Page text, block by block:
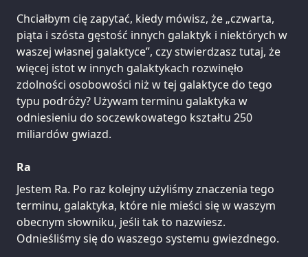
Chciałbym cię zapytać, kiedy mówisz, że „czwarta,
piąta i szósta gęstość innych galaktyk i niektórych w
waszej własnej galaktyce”, czy stwierdzasz tutaj, że
więcej istot w innych galaktykach rozwinęło
zdolności osobowości niż w tej galaktyce do tego
typu podróży? Używam terminu galaktyka w
odniesieniu do soczewkowatego kształtu 250
miliardów gwiazd.
Ra
Jestem Ra. Po raz kolejny użyliśmy znaczenia tego
terminu, galaktyka, które nie mieści się w waszym
obecnym słowniku, jeśli tak to nazwiesz.
Odnieśliśmy się do waszego systemu gwiezdnego.